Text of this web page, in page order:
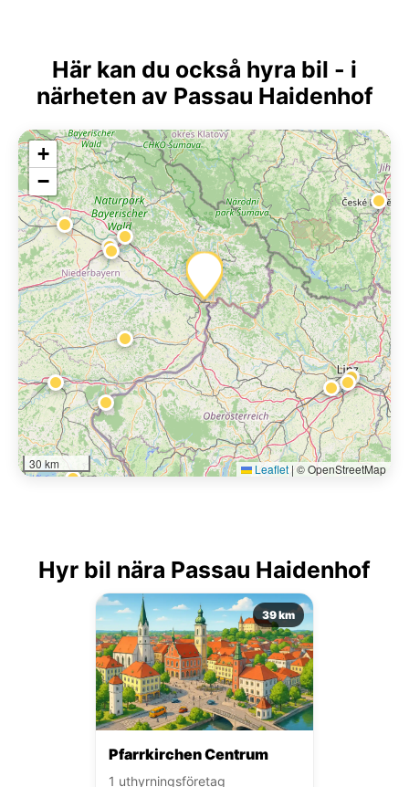
Här kan du också hyra bil - i
närheten av Passau Haidenhof
+
−
30 km Leaflet | © OpenStreetMap
Hyr bil nära Passau Haidenhof
39 km
Pfarrkirchen Centrum
1 uthyrningsföretag